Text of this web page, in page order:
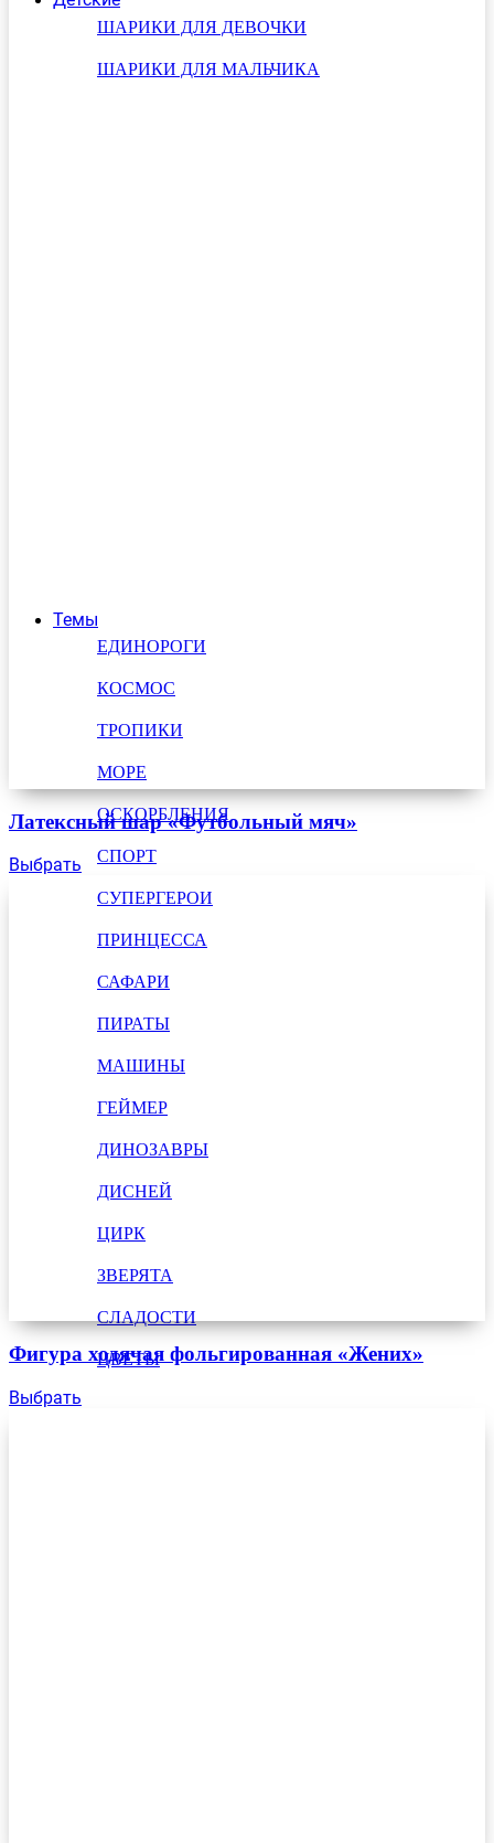
ШАРИКИ ДЛЯ ДЕВОЧКИ
ШАРИКИ ДЛЯ МАЛЬЧИКА
Темы
ЕДИНОРОГИ
КОСМОС
ТРОПИКИ
МОРЕ
ОСКОРБЛЕНИЯ
СПОРТ
СУПЕРГЕРОИ
ПРИНЦЕССА
САФАРИ
ПИРАТЫ
МАШИНЫ
ГЕЙМЕР
ДИНОЗАВРЫ
ДИСНЕЙ
ЦИРК
ЗВЕРЯТА
СЛАДОСТИ
ЦВЕТЫ
Латексный шар «Футбольный мяч»
Выбрать
Фигура ходячая фольгированная «Жених»
Выбрать